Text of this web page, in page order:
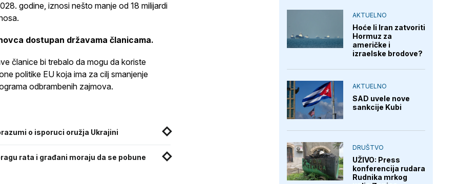
godine, iznosi nešto manje od 18 milijardi
dostupan državama članicama.
članice bi trebalo da mogu da koriste
politike EU koja ima za cilj smanjenje
odbrambenih zajmova.
o isporuci oružja Ukrajini
rata i građani moraju da se pobune
AKTUELNO
Hoće li Iran zatvoriti
Hormuz za
američke i
izraelske brodove?
AKTUELNO
SAD uvele nove
sankcije Kubi
DRUŠTVO
UŽIVO: Press
konferencija rudara
Rudnika mrkog